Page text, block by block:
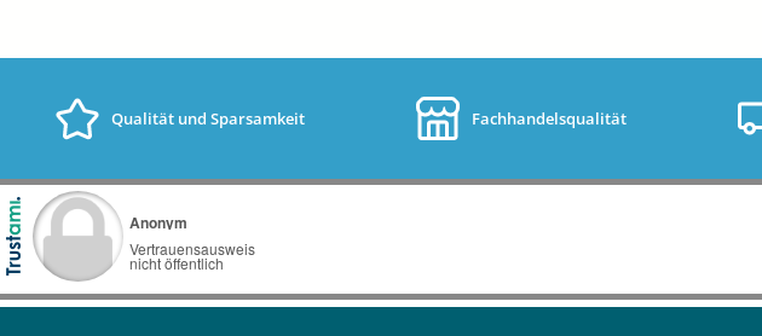
Qualität und Sparsamkeit Fachhandelsqualität